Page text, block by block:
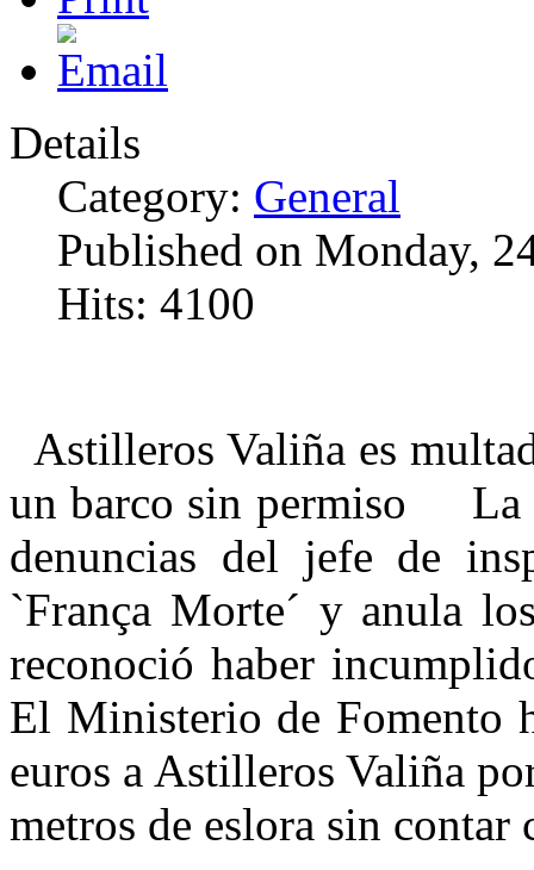
Details
Category: General
Published on Monday,
Hits: 4100
Astilleros Valiña es
un barco sin permiso La
denuncias del jefe de
`França Morte´ y anula
reconoció haber
El Ministerio de Fomento
euros a Astilleros Valiña
metros de eslora sin